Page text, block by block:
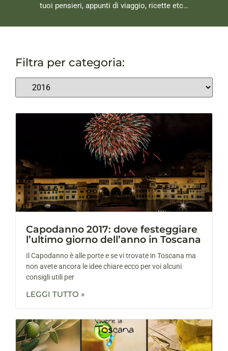
tuoi pensieri, appunti di viaggio, ricette etc…
Filtra per categoria:
Capodanno 2017: dove festeggiare
l’ultimo giorno dell’anno in Toscana
Il Capodanno è alle porte e se vi trovate in Toscana ma
non avete ancora le idee chiare ecco per voi alcuni
consigli utili per
LEGGI TUTTO »